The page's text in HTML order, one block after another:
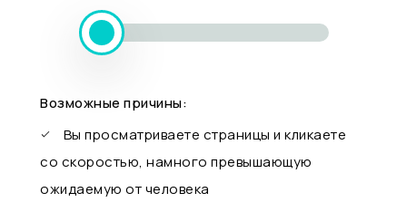
Возможные причины:
Вы просматриваете страницы и кликаете
со скоростью, намного превышающую
ожидаемую от человека